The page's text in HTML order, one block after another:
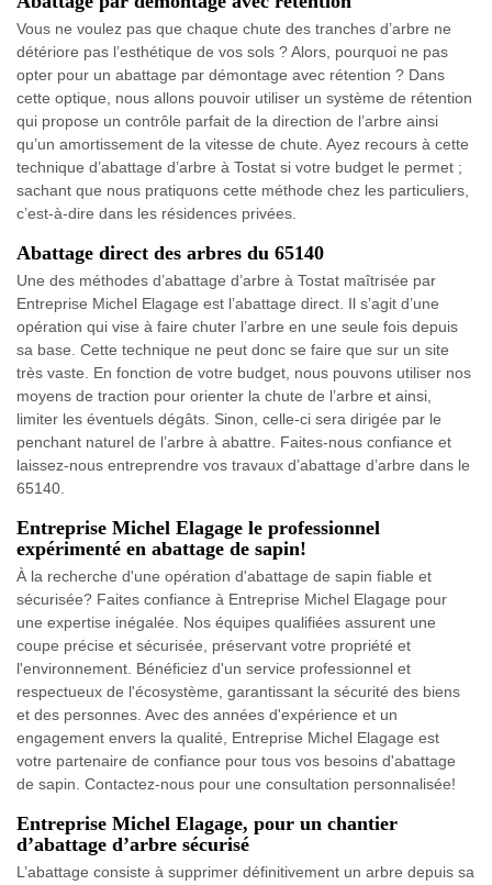
Vous ne voulez pas que chaque chute des tranches d’arbre ne
détériore pas l’esthétique de vos sols ? Alors, pourquoi ne pas
opter pour un abattage par démontage avec rétention ? Dans
cette optique, nous allons pouvoir utiliser un système de rétention
qui propose un contrôle parfait de la direction de l’arbre ainsi
qu’un amortissement de la vitesse de chute. Ayez recours à cette
technique d’abattage d’arbre à Tostat si votre budget le permet ;
sachant que nous pratiquons cette méthode chez les particuliers,
c’est-à-dire dans les résidences privées.
Abattage direct des arbres du 65140
Une des méthodes d’abattage d’arbre à Tostat maîtrisée par
Entreprise Michel Elagage est l’abattage direct. Il s’agit d’une
opération qui vise à faire chuter l’arbre en une seule fois depuis
sa base. Cette technique ne peut donc se faire que sur un site
très vaste. En fonction de votre budget, nous pouvons utiliser nos
moyens de traction pour orienter la chute de l’arbre et ainsi,
limiter les éventuels dégâts. Sinon, celle-ci sera dirigée par le
penchant naturel de l’arbre à abattre. Faites-nous confiance et
laissez-nous entreprendre vos travaux d’abattage d’arbre dans le
65140.
Entreprise Michel Elagage le professionnel
expérimenté en abattage de sapin!
À la recherche d'une opération d'abattage de sapin fiable et
sécurisée? Faites confiance à Entreprise Michel Elagage pour
une expertise inégalée. Nos équipes qualifiées assurent une
coupe précise et sécurisée, préservant votre propriété et
l'environnement. Bénéficiez d'un service professionnel et
respectueux de l'écosystème, garantissant la sécurité des biens
et des personnes. Avec des années d'expérience et un
engagement envers la qualité, Entreprise Michel Elagage est
votre partenaire de confiance pour tous vos besoins d'abattage
de sapin. Contactez-nous pour une consultation personnalisée!
Entreprise Michel Elagage, pour un chantier
d’abattage d’arbre sécurisé
L’abattage consiste à supprimer définitivement un arbre depuis sa